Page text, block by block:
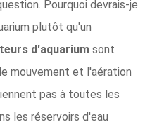
Pourquoi devrais-je
plutôt qu'un
d'aquarium sont
mouvement et l'aération
pas à toutes les
les réservoirs d'eau